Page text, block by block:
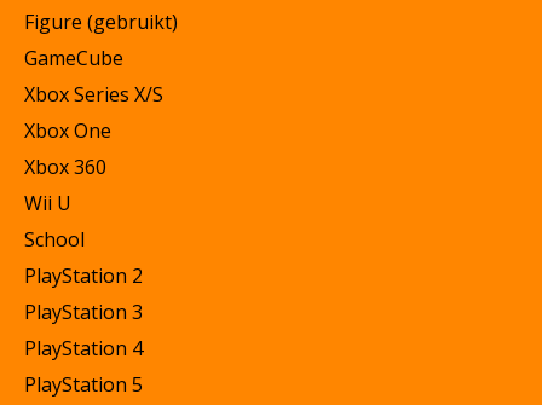
Figure (gebruikt)
GameCube
Xbox Series X/S
Xbox One
Xbox 360
Wii U
School
PlayStation 2
PlayStation 3
PlayStation 4
PlayStation 5